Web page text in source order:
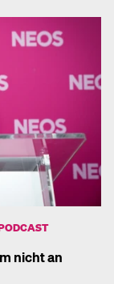
nicht an